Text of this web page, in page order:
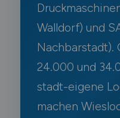
Walldorf) und
Nachbarstadt).
24.000 und
stadt-eigene
machen